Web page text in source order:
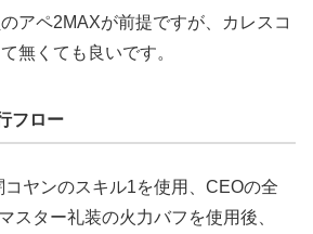
アペ2MAXが前提ですが、カレスコ
無くても良いです。
フロー
コヤンのスキル1を使用、CEOの全
スター礼装の火力バフを使用後、